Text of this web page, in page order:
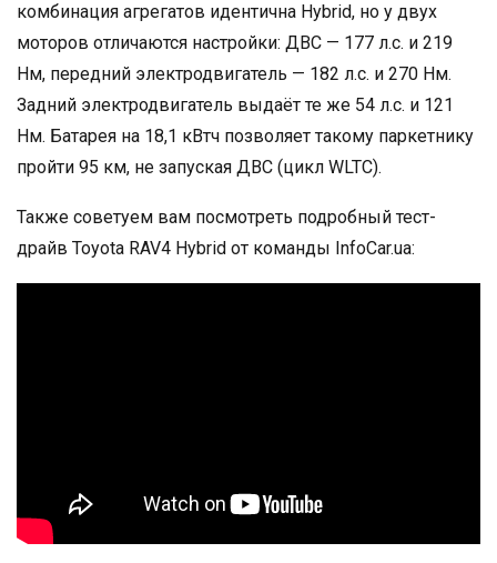
комбинация агрегатов идентична Hybrid, но у двух
моторов отличаются настройки: ДВС — 177 л.с. и 219
Нм, передний электродвигатель — 182 л.с. и 270 Нм.
Задний электродвигатель выдаёт те же 54 л.с. и 121
Нм. Батарея на 18,1 кВтч позволяет такому паркетнику
пройти 95 км, не запуская ДВС (цикл WLTC).
Также советуем вам посмотреть подробный тест-
драйв Toyota RAV4 Hybrid от команды InfoCar.ua: